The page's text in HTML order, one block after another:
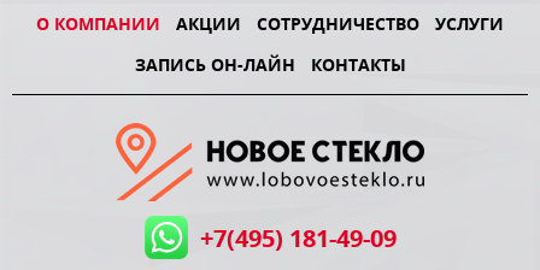
О КОМПАНИИ АКЦИИ СОТРУДНИЧЕСТВО
УСЛУГИ
ЗАПИСЬ ОН-ЛАЙН
КОНТАКТЫ
+7(495) 181-49-09